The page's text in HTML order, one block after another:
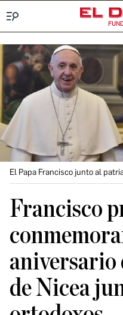
El Papa Francisco junto al
Francisco
aniversario
de Nicea